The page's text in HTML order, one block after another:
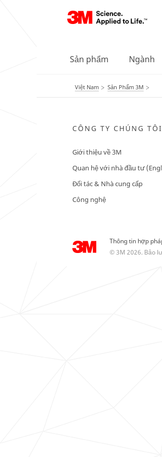
Sản phẩm Ngành
Việt Nam Sản Phẩm 3M
CÔNG TY CHÚNG TÔI
Giới thiệu về 3M
Quan hệ với nhà đầu tư
Đối tác & Nhà cung cấp
Công nghệ
Thông tin hợp
© 3M 2026. Bảo